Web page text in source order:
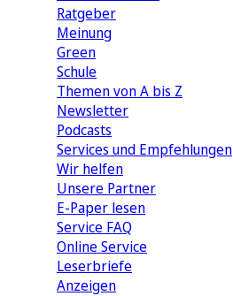
Ratgeber
Meinung
Green
Schule
Themen von A bis Z
Newsletter
Podcasts
Services und Empfehlungen
Wir helfen
Unsere Partner
E-Paper lesen
Service FAQ
Online Service
Leserbriefe
Anzeigen